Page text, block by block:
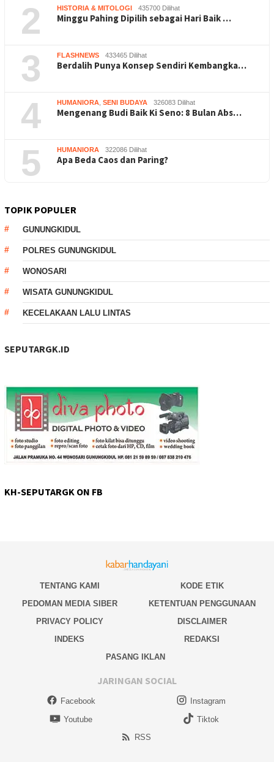
2 HISTORIA & MITOLOGI 435700 Dilihat
Minggu Pahing Dipilih sebagai Hari Baik …
3 FLASHNEWS 433465 Dilihat
Berdalih Punya Konsep Sendiri Kembangka…
4 HUMANIORA SENI BUDAYA 326083 Dilihat
Mengenang Budi Baik Ki Seno: 8 Bulan Abs…
5 HUMANIORA 322086 Dilihat
Apa Beda Caos dan Paring?
TOPIK POPULER
GUNUNGKIDUL
POLRES GUNUNGKIDUL
WONOSARI
WISATA GUNUNGKIDUL
KECELAKAAN LALU LINTAS
SEPUTARGK.ID
KH-SEPUTARGK ON FB
TENTANG KAMI
KODE ETIK
PEDOMAN MEDIA SIBER
KETENTUAN PENGGUNAAN
PRIVACY POLICY
DISCLAIMER
INDEKS
REDAKSI
PASANG IKLAN
JARINGAN SOCIAL
Facebook
Instagram
Youtube
Tiktok
RSS